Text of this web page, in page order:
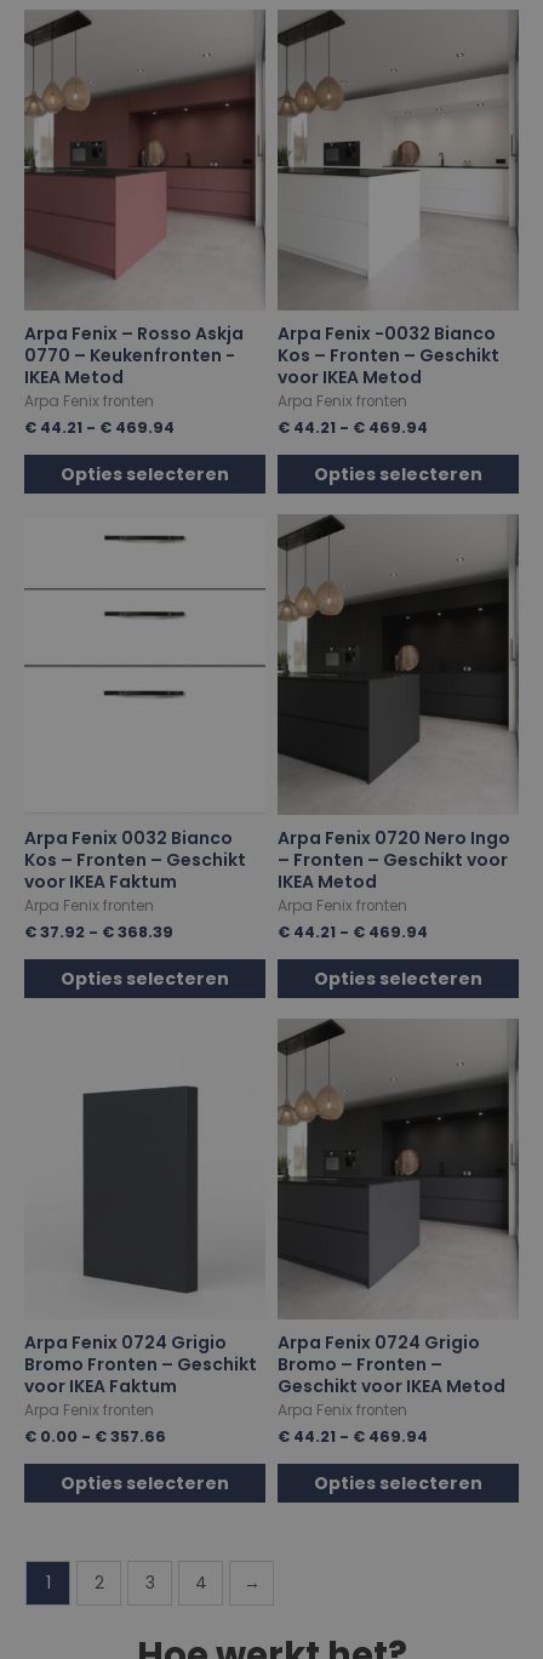
Arpa Fenix – Rosso Askja
0770 – Keukenfronten -
IKEA Metod
Arpa Fenix fronten
€ 44.21 - € 469.94
Opties selecteren
Arpa Fenix -0032 Bianco
Kos – Fronten – Geschikt
voor IKEA Metod
Arpa Fenix fronten
€ 44.21 - € 469.94
Opties selecteren
Arpa Fenix 0032 Bianco
Kos – Fronten – Geschikt
voor IKEA Faktum
Arpa Fenix fronten
€37.92 - €368.39
Opties selecteren
Arpa Fenix 0720 Nero Ingo
– Fronten – Geschikt voor
IKEA Metod
Arpa Fenix fronten
€ 44.21 - € 469.94
Opties selecteren
Arpa Fenix 0724 Grigio
Bromo Fronten – Geschikt
voor IKEA Faktum
Arpa Fenix fronten
€ 0.00 - €357.66
Opties selecteren
Arpa Fenix 0724 Grigio
Bromo – Fronten –
Geschikt voor IKEA Metod
Arpa Fenix fronten
€ 44.21 - € 469.94
Opties selecteren
1 2 3 4 →